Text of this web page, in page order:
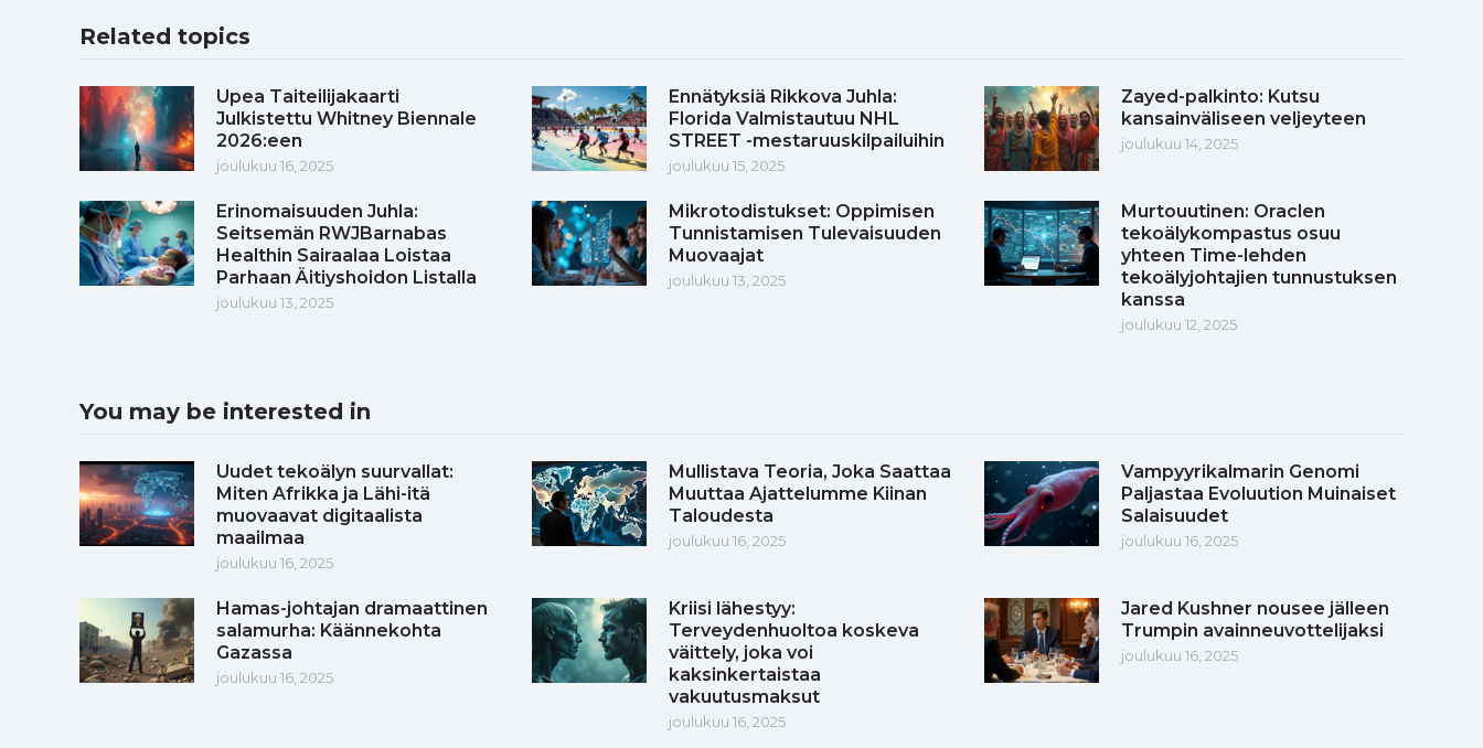
Related topics
Upea Taiteilijakaarti
Julkistettu Whitney Biennale
2026:een
joulukuu 16, 2025
Ennätyksiä Rikkova Juhla:
Florida Valmistautuu NHL
STREET -mestaruuskilpailuihin
joulukuu 15, 2025
Zayed-palkinto: Kutsu
kansainväliseen veljeyteen
joulukuu 14, 2025
Erinomaisuuden Juhla:
Seitsemän RWJBarnabas
Healthin Sairaalaa Loistaa
Parhaan Äitiyshoidon Listalla
joulukuu 13, 2025
Mikrotodistukset: Oppimisen
Tunnistamisen Tulevaisuuden
Muovaajat
joulukuu 13, 2025
Murtouutinen: Oraclen
tekoälykompastus osuu
yhteen Time-lehden
tekoälyjohtajien tunnustuksen
kanssa
joulukuu 12, 2025
You may be interested in
Uudet tekoälyn suurvallat:
Miten Afrikka ja Lähi-itä
muovaavat digitaalista
maailmaa
joulukuu 16, 2025
Mullistava Teoria, Joka Saattaa
Muuttaa Ajattelumme Kiinan
Taloudesta
joulukuu 16, 2025
Vampyyrikalmarin Genomi
Paljastaa Evoluution Muinaiset
Salaisuudet
joulukuu 16, 2025
Hamas-johtajan dramaattinen
salamurha: Käännekohta
Gazassa
joulukuu 16, 2025
Kriisi lähestyy:
Terveydenhuoltoa koskeva
väittely, joka voi
kaksinkertaistaa
vakuutusmaksut
joulukuu 16, 2025
Jared Kushner nousee jälleen
Trumpin avainneuvottelijaksi
joulukuu 16, 2025